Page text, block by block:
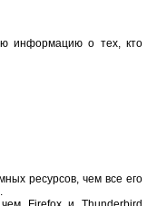
информацию о тех, кто
ресурсов, чем все его